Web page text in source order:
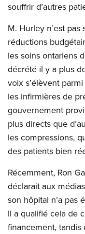
souffrir d’autres
M. Hurley n’est
réductions
les soins ontariens
décrété il y a plus
voix s’élèvent
les infirmières de
gouvernement
plus directs que
les compressions,
des patients bien
Récemment, Ron
déclarait aux
son hôpital n’a pas
Il a qualifié cela de
financement, tandis